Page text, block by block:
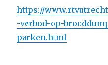
https://
-verbod-op-
parken.html